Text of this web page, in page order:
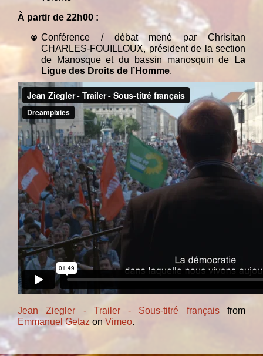
À partir de 22h00 :
Conférence / débat mené par Chrisitan
CHARLES-FOUILLOUX, président de la section
de Manosque et du bassin manosquin de
La
Ligue des Droits de l’Homme.
Jean Ziegler - Trailer - Sous-titré françaisfrom
Emmanuel Getaz on Vimeo.